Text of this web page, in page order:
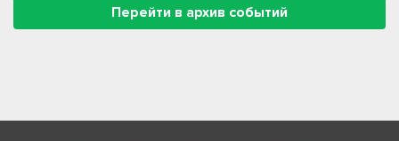
Перейти в архив событий